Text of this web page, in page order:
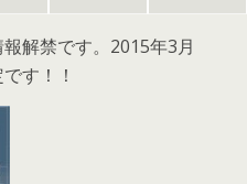
解禁です。2015年3月
す！！